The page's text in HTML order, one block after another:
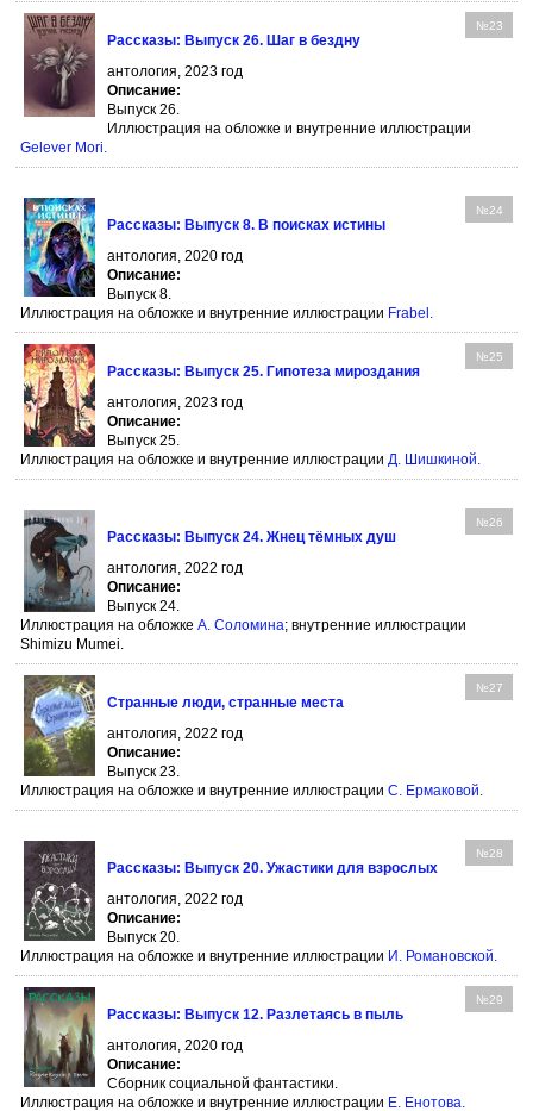
№23
Рассказы: Выпуск 26. Шаг в бездну
антология, 2023 год
Описание:
Выпуск 26.
Иллюстрация на обложке и внутренние иллюстрации
Gelever Mori.
№24
Рассказы: Выпуск 8. В поисках истины
антология, 2020 год
Описание:
Выпуск 8.
Иллюстрация на обложке и внутренние иллюстрации Frabel .
№25
Рассказы: Выпуск 25. Гипотеза мироздания
антология, 2023 год
Описание:
Выпуск 25.
Иллюстрация на обложке и внутренние иллюстрации Д. Шишкиной.
№26
Рассказы: Выпуск 24. Жнец тёмных душ
антология, 2022 год
Описание:
Выпуск 24.
Иллюстрация на обложке А. Соломина; внутренние иллюстрации
Shimizu Mumei.
№27
Странные люди, странные места
антология, 2022 год
Описание:
Выпуск 23.
Иллюстрация на обложке и внутренние иллюстрации С. Ермаковой.
№28
Рассказы: Выпуск 20. Ужастики для взрослых
антология, 2022 год
Описание:
Выпуск 20.
Иллюстрация на обложке и внутренние иллюстрации И. Романовской.
№29
Рассказы: Выпуск 12. Разлетаясь в пыль
антология, 2020 год
Описание:
Сборник социальной фантастики.
Иллюстрация на обложке и внутренние иллюстрации Е. Енотова.